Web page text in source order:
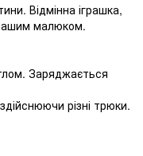
Відмінна іграшка,
малюком.
Заряджається
різні трюки.